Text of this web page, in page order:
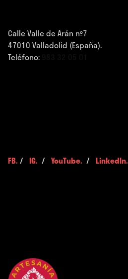
Calle Valle de Arán nº7
47010 Valladolid (España).
Teléfono:
FB. / IG. / YouTube. / LinkedIn.